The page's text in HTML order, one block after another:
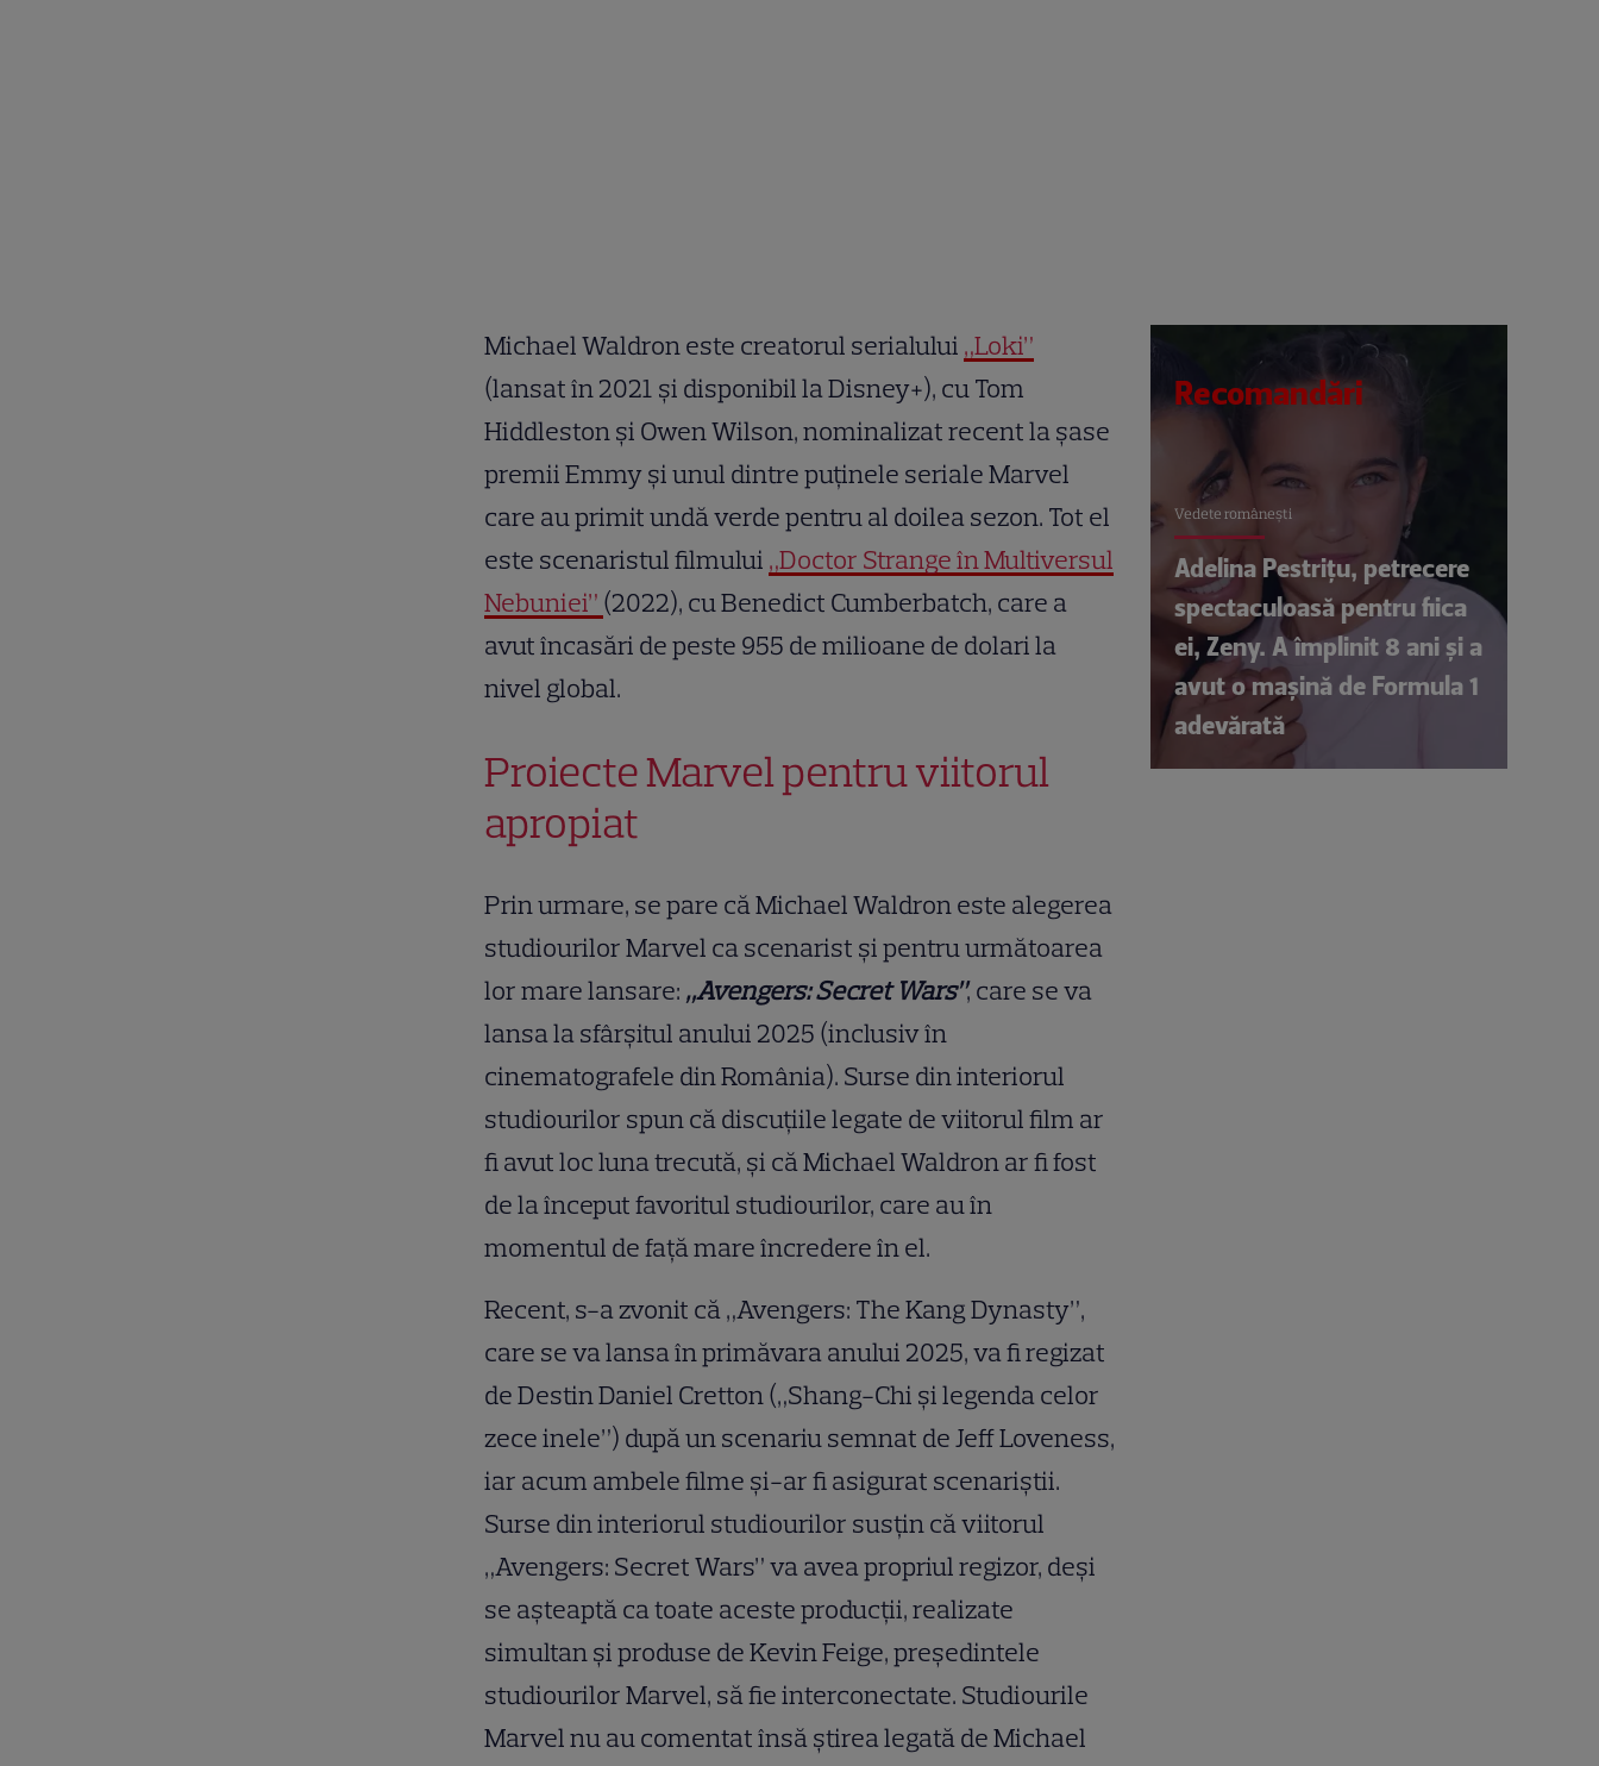
Michael Waldron este creatorul serialului „Loki”
(lansat în 2021 și disponibil la Disney+), cu Tom
Hiddleston și Owen Wilson, nominalizat recent la șase
premii Emmy și unul dintre puținele seriale Marvel
care au primit undă verde pentru al doilea sezon. Tot el
este scenaristul filmului „Doctor Strange în Multiversul
Nebuniei” (2022), cu Benedict Cumberbatch, care a
avut încasări de peste 955 de milioane de dolari la
nivel global.
Proiecte Marvel pentru viitorul
apropiat
Prin urmare, se pare că Michael Waldron este alegerea
studiourilor Marvel ca scenarist și pentru următoarea
lor mare lansare: „Avengers: Secret Wars”, care se va
lansa la sfârșitul anului 2025 (inclusiv în
cinematografele din România). Surse din interiorul
studiourilor spun că discuțiile legate de viitorul film ar
fi avut loc luna trecută, și că Michael Waldron ar fi fost
de la început favoritul studiourilor, care au în
momentul de față mare încredere în el.
Recent, s-a zvonit că „Avengers: The Kang Dynasty”,
care se va lansa în primăvara anului 2025, va fi regizat
de Destin Daniel Cretton („Shang-Chi și legenda celor
zece inele”) după un scenariu semnat de Jeff Loveness,
iar acum ambele filme și-ar fi asigurat scenariștii.
Surse din interiorul studiourilor susțin că viitorul
„Avengers: Secret Wars” va avea propriul regizor, deși
se așteaptă ca toate aceste producții, realizate
simultan și produse de Kevin Feige, președintele
studiourilor Marvel, să fie interconectate. Studiourile
Marvel nu au comentat însă știrea legată de Michael
Recomandări
Vedete româneşti
Adelina Pestrițu, petrecere
spectaculoasă pentru fiica
ei, Zeny. A împlinit 8 ani și a
avut o mașină de Formula 1
adevărată